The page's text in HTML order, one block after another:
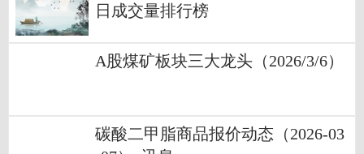
日成交量排行榜
A股煤矿板块三大龙头（2026/3/6）
碳酸二甲脂商品报价动态（2026-03